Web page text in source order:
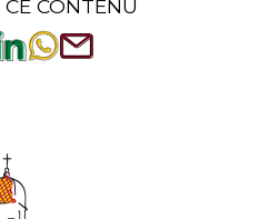
CONTENU